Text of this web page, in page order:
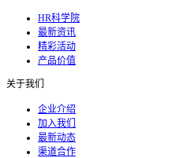
HR科学院
最新资讯
精彩活动
产品价值
关于我们
企业介绍
加入我们
最新动态
渠道合作